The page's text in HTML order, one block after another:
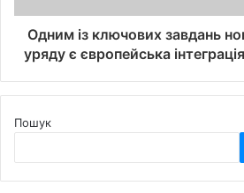
Одним із ключових завдань
уряду є європейська
Пошук